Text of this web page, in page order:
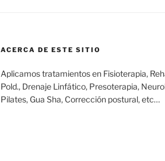
ACERCA DE ESTE SITIO
Aplicamos tratamientos en Fisioterapia,
Pold., Drenaje Linfático, Presoterapia,
Pilates, Gua Sha, Corrección postural, etc…